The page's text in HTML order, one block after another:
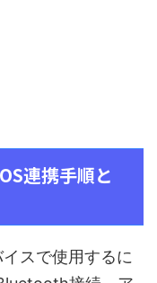
連携手順と
スで使用するに